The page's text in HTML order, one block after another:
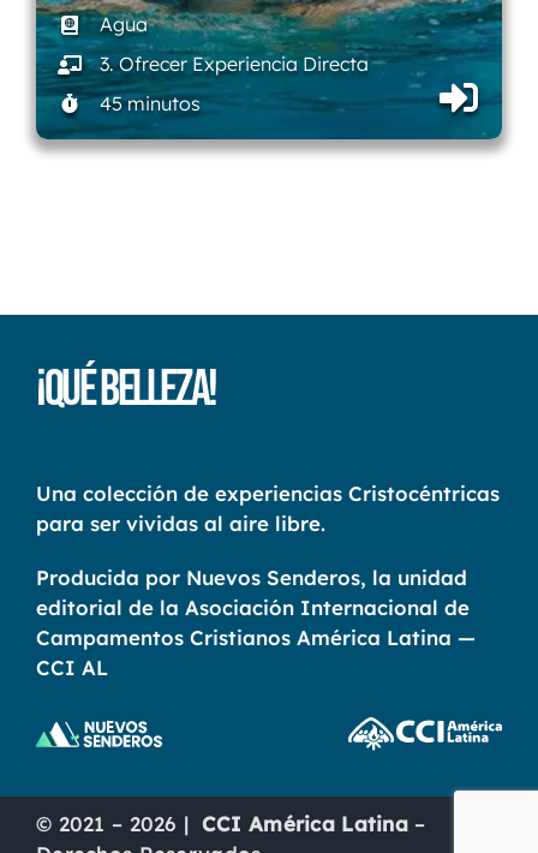
Agua
3. Ofrecer Experiencia Directa
45 minutos
¡Qué Belleza!
Una colección de experiencias Cristocéntricas
para ser vividas al aire libre.
Producida por Nuevos Senderos, la unidad
editorial de la Asociación Internacional de
Campamentos Cristianos América Latina —
CCI AL
© 2021 – 2026 | CCI América Latina –